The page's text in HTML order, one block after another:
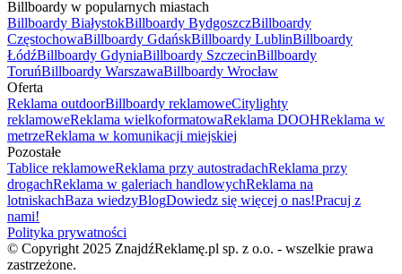
Billboardy w popularnych miastach
Billboardy BiałystokBillboardy BydgoszczBillboardy
CzęstochowaBillboardy GdańskBillboardy LublinBillboardy
ŁódźBillboardy GdyniaBillboardy SzczecinBillboardy
ToruńBillboardy WarszawaBillboardy Wrocław
Oferta
Reklama outdoorBillboardy reklamoweCitylighty
reklamoweReklama wielkoformatowaReklama DOOHReklama w
metrzeReklama w komunikacji miejskiej
Pozostałe
Tablice reklamoweReklama przy autostradachReklama przy
drogachReklama w galeriach handlowychReklama na
lotniskachBaza wiedzyBlogDowiedz się więcej o nas!Pracuj z
nami!
Polityka prywatności
© Copyright 2025 ZnajdźReklamę.pl sp. z o.o. - wszelkie prawa
zastrzeżone.